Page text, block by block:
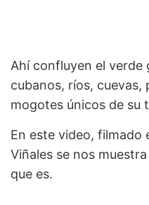
Ahí confluyen el verde
cubanos, ríos, cuevas,
mogotes únicos de su
En este video, filmado
Viñales se nos
que es.